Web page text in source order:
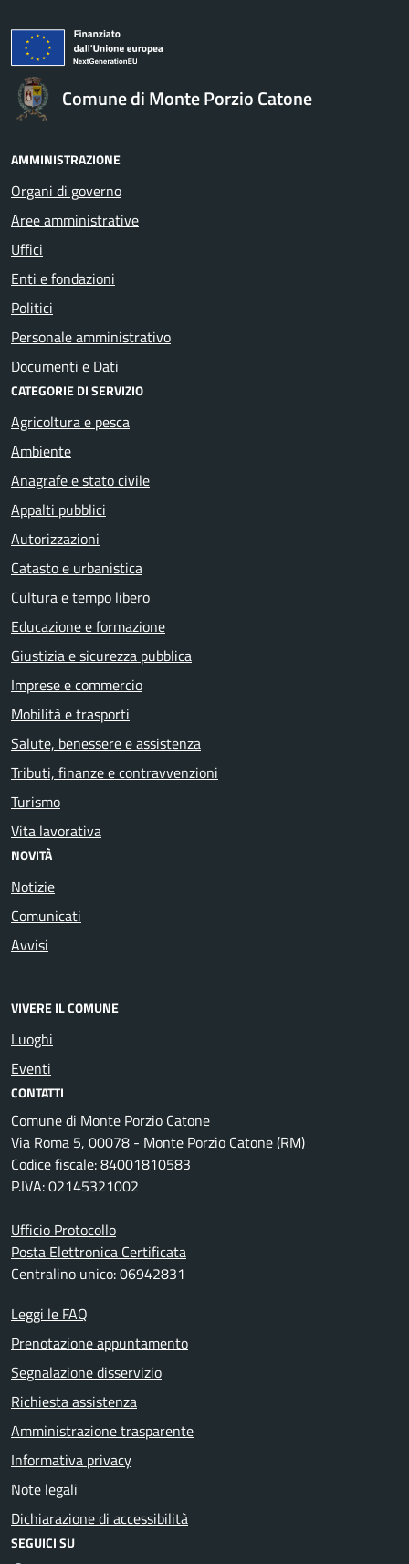
Comune di Monte Porzio Catone
AMMINISTRAZIONE
Organi di governo
Aree amministrative
Uffici
Enti e fondazioni
Politici
Personale amministrativo
Documenti e Dati
CATEGORIE DI SERVIZIO
Agricoltura e pesca
Ambiente
Anagrafe e stato civile
Appalti pubblici
Autorizzazioni
Catasto e urbanistica
Cultura e tempo libero
Educazione e formazione
Giustizia e sicurezza pubblica
Imprese e commercio
Mobilità e trasporti
Salute, benessere e assistenza
Tributi, finanze e contravvenzioni
Turismo
Vita lavorativa
NOVITÀ
Notizie
Comunicati
Avvisi
VIVERE IL COMUNE
Luoghi
Eventi
CONTATTI
Comune di Monte Porzio Catone
Via Roma 5, 00078 - Monte Porzio Catone (RM)
Codice fiscale: 84001810583
P.IVA: 02145321002
Ufficio Protocollo
Posta Elettronica Certificata
Centralino unico: 06942831
Leggi le FAQ
Prenotazione appuntamento
Segnalazione disservizio
Richiesta assistenza
Amministrazione trasparente
Informativa privacy
Note legali
Dichiarazione di accessibilità
SEGUICI SU